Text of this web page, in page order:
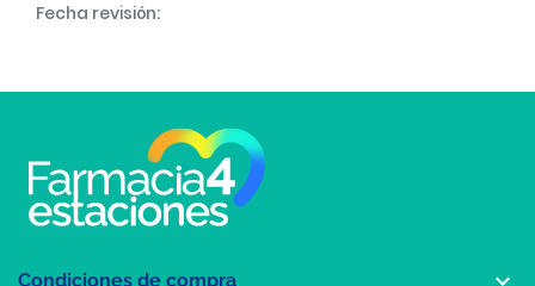
Fecha revisión:
Condiciones de compra